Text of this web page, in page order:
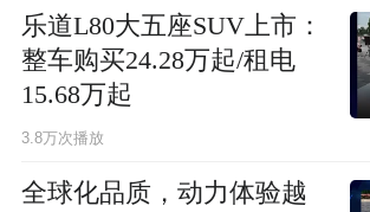
乐道L80大五座SUV上市：
整车购买24.28万起/租电
15.68万起
3.8万次播放
全球化品质，动力体验越